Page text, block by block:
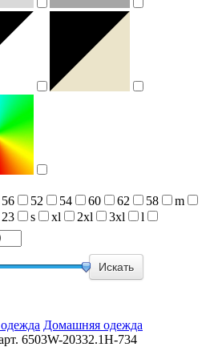
56 52 54 60 62 58
m
23 s xl 2xl 3xl
l
Домашняя одежда
6503W-20332.1H-734